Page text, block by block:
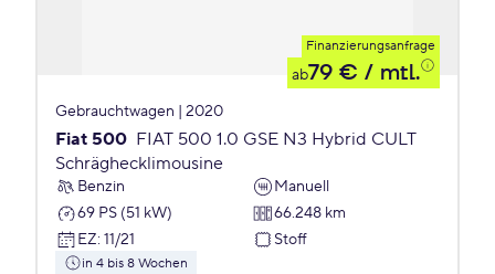
Finanzierungsanfrage
ab79 € / mtl.
Gebrauchtwagen | 2020
Fiat 500 FIAT 500 1.0 GSE N3 Hybrid CULT
Schräghecklimousine
Benzin
Manuell
69 PS (51 kW)
66.248 km
EZ: 11/21 Stoff
in 4 bis 8 Wochen